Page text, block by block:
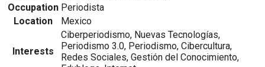
Occupation Periodista
Location
Mexico
Interests
Ciberperiodismo, Nuevas Tecnologías,
Periodismo 3.0, Periodismo, Cibercultura,
Redes Sociales, Gestión del Conocimiento,